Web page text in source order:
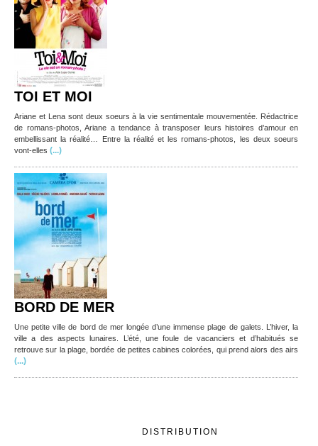
TOI ET MOI
Ariane et Lena sont deux soeurs à la vie sentimentale mouvementée. Rédactrice
de romans-photos, Ariane a tendance à transposer leurs histoires d’amour en
embellissant la réalité… Entre la réalité et les romans-photos, les deux soeurs
vont-elles (...)
BORD DE MER
Une petite ville de bord de mer longée d’une immense plage de galets. L’hiver, la
ville a des aspects lunaires. L’été, une foule de vacanciers et d’habitués se
retrouve sur la plage, bordée de petites cabines colorées, qui prend alors des airs
(...)
DISTRIBUTION